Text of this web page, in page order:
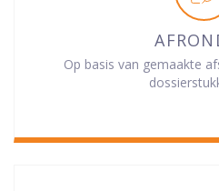
Op basis van gemaakte